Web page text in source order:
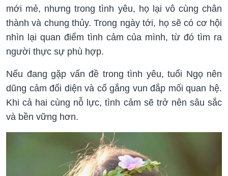
mới mẻ, nhưng trong tình yêu, họ lại vô cùng chân
thành và chung thủy. Trong ngày tới, họ sẽ có cơ hội
nhìn lại quan điểm tình cảm của mình, từ đó tìm ra
người thực sự phù hợp.
Nếu đang gặp vấn đề trong tình yêu, tuổi Ngọ nên
dũng cảm đối diện và cố gắng vun đắp mối quan hệ.
Khi cả hai cùng nỗ lực, tình cảm sẽ trở nên sâu sắc
và bền vững hơn.